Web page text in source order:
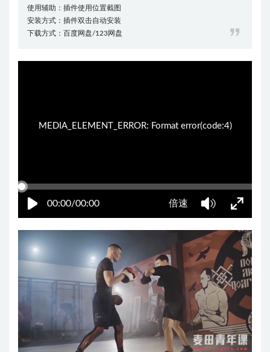
使用辅助：插件使用位置截图
安装方式：插件双击自动安装
下载方式：百度网盘/123网盘
00:00/00:00 倍速
MEDIA_ELEMENT_ERROR: Format error(code:4)